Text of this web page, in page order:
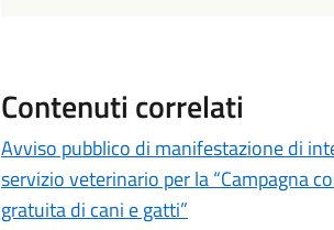
Contenuti correlati
Avviso pubblico di manifestazione di
servizio veterinario per la “Campagna
gratuita di cani e gatti”